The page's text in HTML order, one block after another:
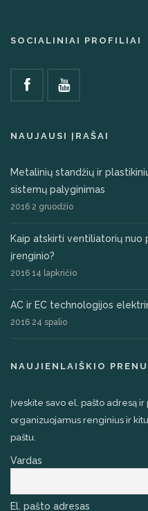
SOCIALINIAI PROFILIAI
NAUJAUSI ĮRAŠAI
Metalinių standžių ir
sistemų palyginimas
2016 2 gruodžio
Kaip atskirti ventiliatorių nuo
įrenginio?
2016 14 lapkričio
AC ir EC technologijos
2016 24 spalio
NAUJIENLAIŠKIO
Įveskite savo el. pašto adresą
organizuojamus renginius ir
paštu.
Vardas
El. pašto adresas